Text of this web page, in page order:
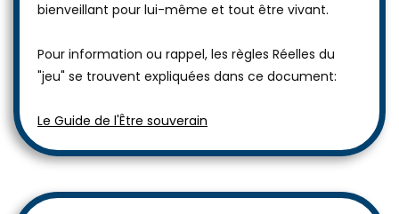
bienveillant pour lui-même et tout être vivant.
Pour information ou rappel, les règles Réelles du
"jeu" se trouvent expliquées dans ce document:
Le Guide de l'Être souverain